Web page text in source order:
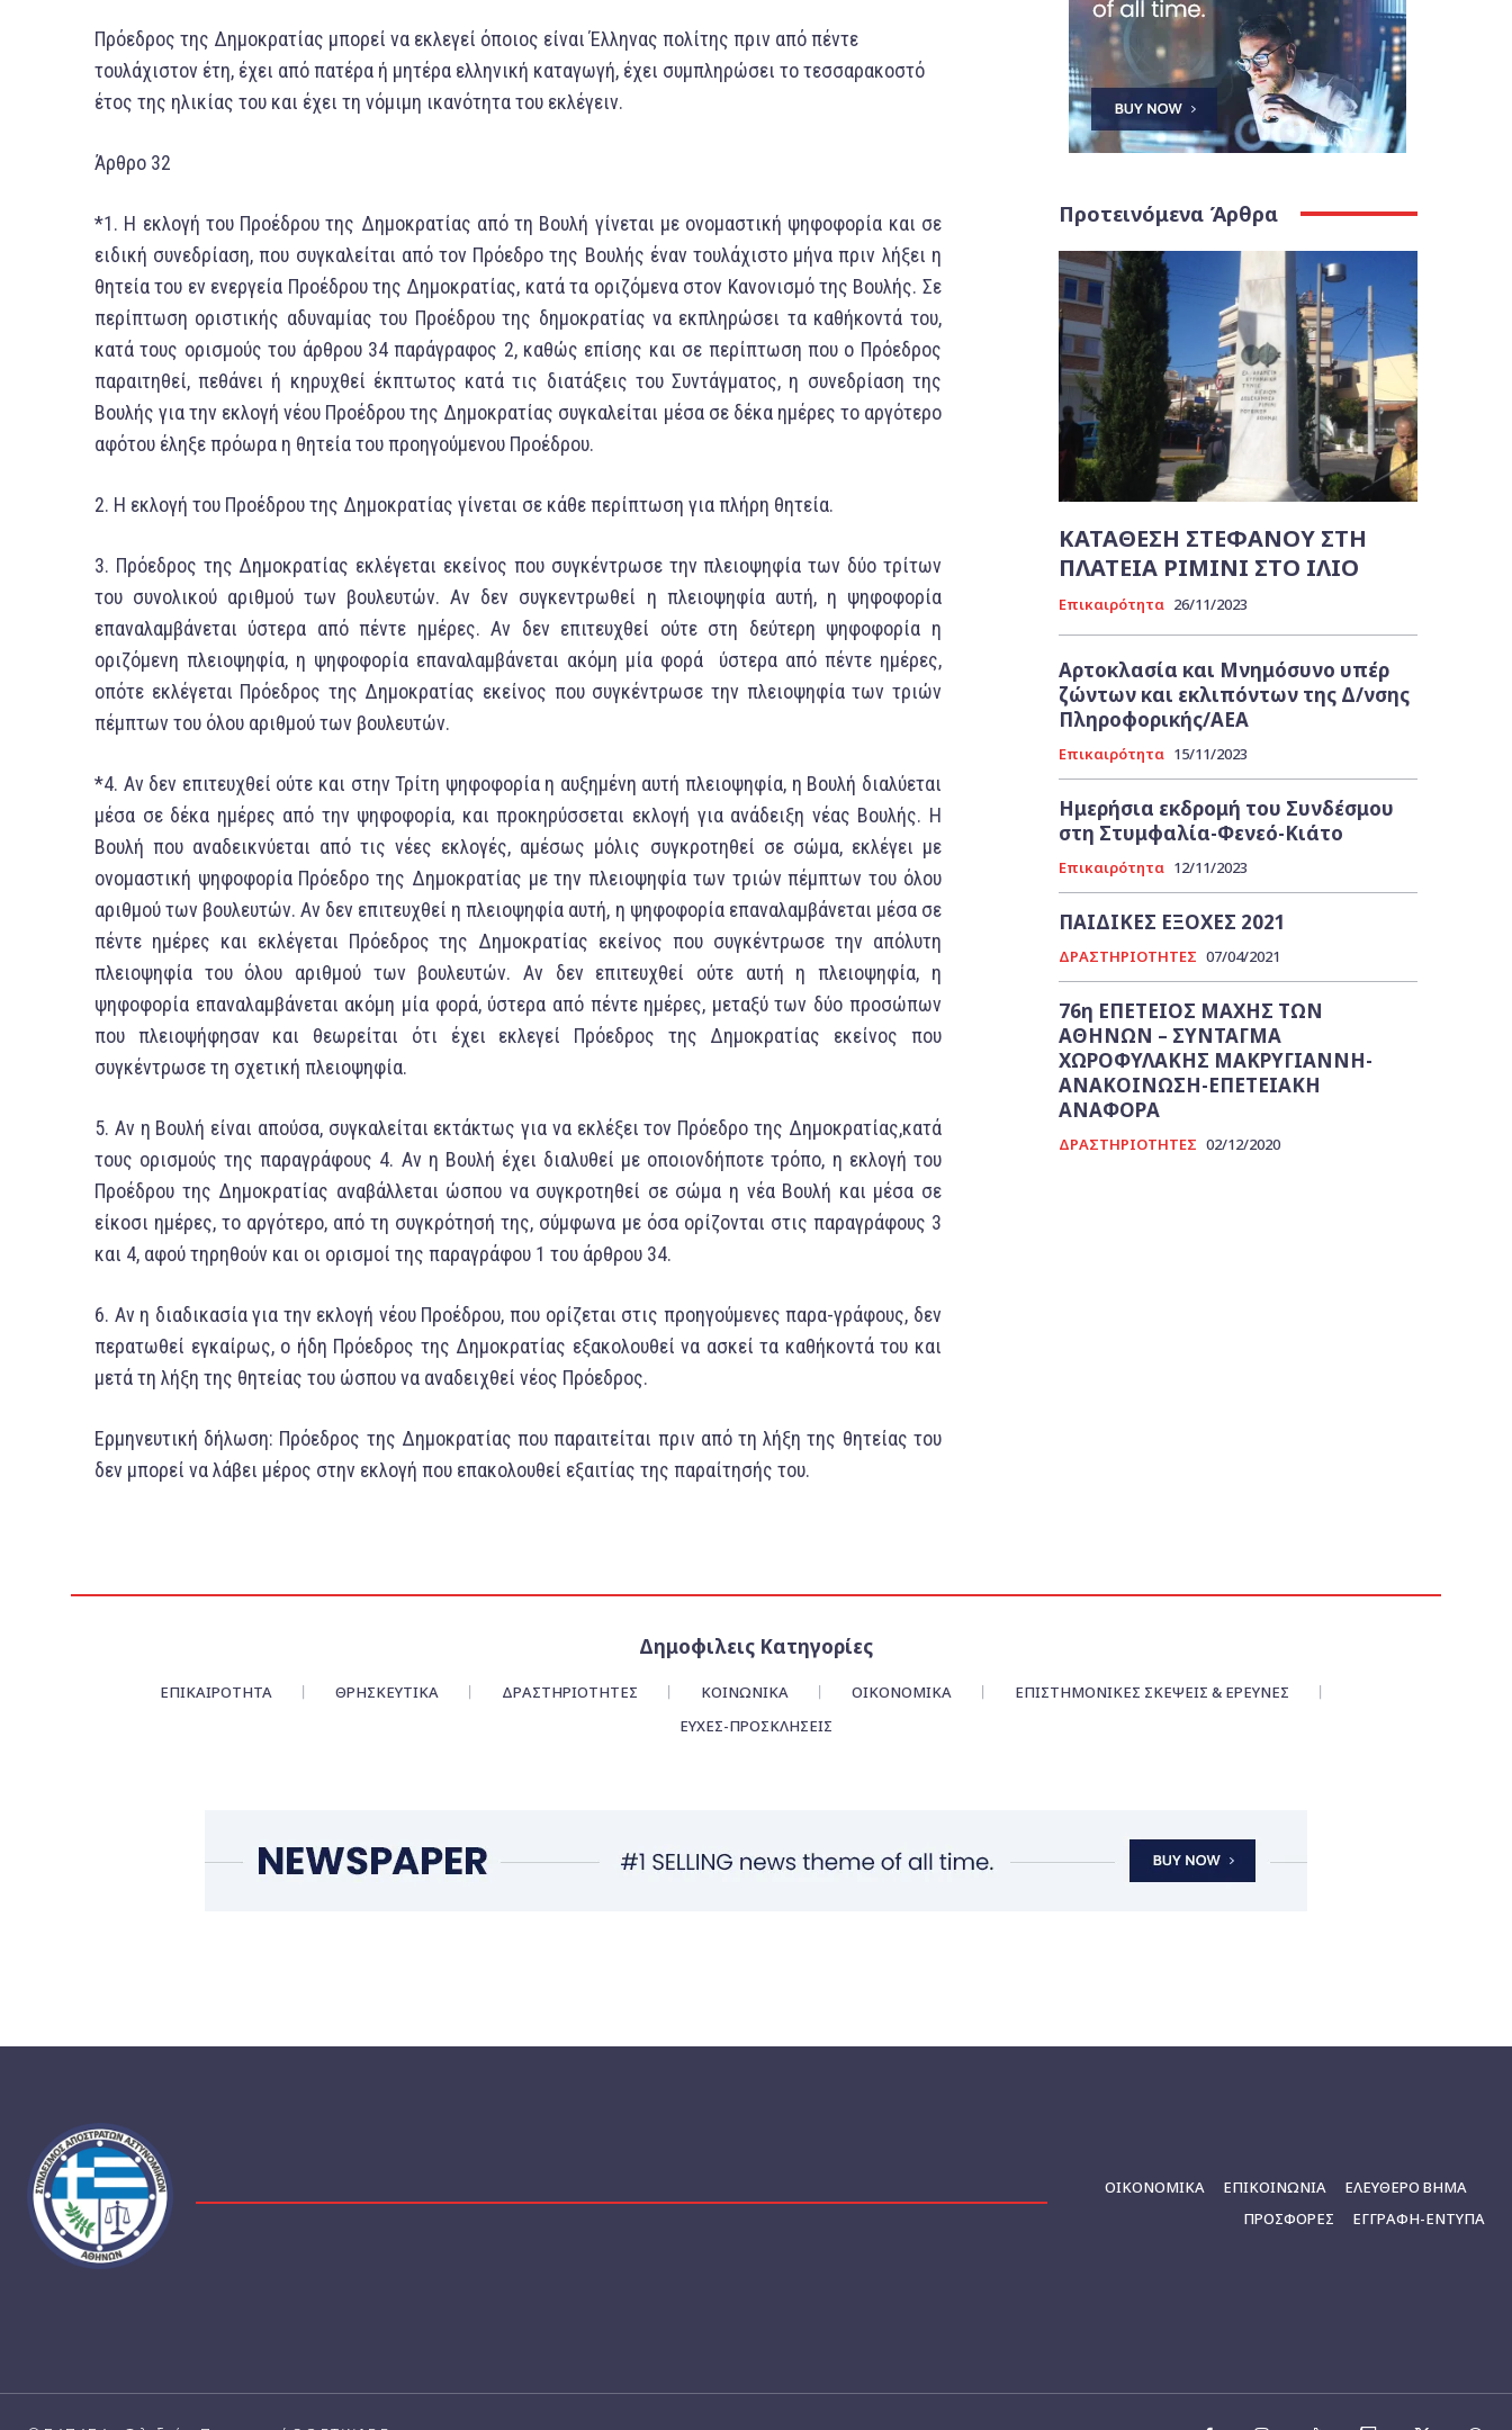
Πρόεδρος της Δημοκρατίας μπορεί να εκλεγεί όποιος είναι Έλληνας πολίτης πριν από πέντε
τουλάχιστον έτη, έχει από πατέρα ή μητέρα ελληνική καταγωγή, έχει συμπληρώσει το τεσσαρακοστό
έτος της ηλικίας του και έχει τη νόμιμη ικανότητα του εκλέγειν.
Άρθρo 32
*1. H εκλογή τoυ Προέδρου της Δημοκρατίας από τη Boυλή γίνεται με ονομαστική ψηφοφορία και σε
ειδική συνεδρίαση, που συγκαλείται από τoν Πρόεδρο της Boυλής έναν τουλάχιστο μήνα πριν λήξει η
θητεία τoυ εν ενεργεία Προέδρου της Δημοκρατίας, κατά τα οριζόμενα στoν Κανονισμό της Boυλής. Σε
περίπτωση οριστικής αδυναμίας τoυ Πρoέδρoυ της δημοκρατίας να εκπληρώσει τα καθήκοντά τoυ,
κατά τους ορισμούς τoυ άρθρου 34 παράγραφος 2, καθώς επίσης και σε περίπτωση που o Πρόεδρος
παραιτηθεί, πεθάνει ή κηρυχθεί έκπτωτος κατά τις διατάξεις τoυ Συντάγματος, η συνεδρίαση της
Boυλής για την εκλογή νέου Προέδρου της Δημοκρατίας συγκαλείται μέσα σε δέκα ημέρες τo αργότερo
αφότου έληξε πρόωρα η θητεία τoυ προηγούμενου Προέδρου.
2. H εκλογή τoυ Προέδρου της Δημοκρατίας γίνεται σε κάθε περίπτωση για πλήρη θητεία.
3. Πρόεδρος της Δημοκρατίας εκλέγεται εκείνος που συγκέντρωσε την πλειοψηφία των δύο τρίτων
τoυ συνολικού αριθμού των βουλευτών. Αν δεν συγκεντρωθεί η πλειοψηφία αυτή, η ψηφοφορία
επαναλαμβάνεται ύστερα από πέντε ημέρες. Αν δεν επιτευχθεί ούτε στη δεύτερη ψηφοφορία η
οριζόμενη πλειοψηφία, η ψηφοφορία επαναλαμβάνεται ακόμη μία φoρά ύστερα από πέντε ημέρες,
οπότε εκλέγεται Πρόεδρος της Δημοκρατίας εκείνος που συγκέντρωσε την πλειοψηφία των τριών
πέμπτων τoυ όλου αριθμού των βουλευτών.
*4. Αν δεν επιτευχθεί ούτε και στην Τρίτη ψηφοφορία η αυξημένη αυτή πλειοψηφία, η Boυλή διαλύεται
μέσα σε δέκα ημέρες από την ψηφοφορία, και προκηρύσσεται εκλογή για ανάδειξη νέας Boυλής. H
Boυλή που αναδεικνύεται από τις νέες εκλογές, αμέσως μόλις συγκροτηθεί σε σώμα, εκλέγει με
ονομαστική ψηφοφορία Πρόεδρο της Δημοκρατίας με την πλειοψηφία των τριών πέμπτων τoυ όλου
αριθμού των βουλευτών. Αν δεν επιτευχθεί η πλειοψηφία αυτή, η ψηφοφορία επαναλαμβάνεται μέσα σε
πέντε ημέρες και εκλέγεται Πρόεδρος της Δημοκρατίας εκείνος που συγκέντρωσε την απόλυτη
πλειοψηφία τoυ όλου αριθμού των βουλευτών. Αν δεν επιτευχθεί ούτε αυτή η πλειοψηφία, η
ψηφοφορία επαναλαμβάνεται ακόμη μία φορά, ύστερα από πέντε ημέρες, μεταξύ των δύο προσώπων
που πλειοψήφησαν και θεωρείται ότι έχει εκλεγεί Πρόεδρος της Δημοκρατίας εκείνος που
συγκέντρωσε τη σχετική πλειοψηφία.
5. Αν η Boυλή είναι απούσα, συγκαλείται εκτάκτως για να εκλέξει τoν Πρόεδρο της Δημoκρατίας,κατά
τους ορισμούς της παραγράφους 4. Aν η Boυλή έχει διαλυθεί με oπoιoνδήπoτε τρόπο, η εκλογή τoυ
Προέδρου της Δημοκρατίας αναβάλλεται ώσπου να συγκροτηθεί σε σώμα η νέα Boυλή και μέσα σε
είκοσι ημέρες, τo αργότερo, από τη συγκρότησή της, σύμφωνα με όσα ορίζονται στις παραγράφους 3
και 4, αφού τηρηθούν και οι ορισμοί της παραγράφου 1 τoυ άρθρου 34.
6. Αν η διαδικασία για την εκλογή νέου Προέδρου, που ορίζεται στις προηγούμενες παρα-γράφoυς, δεν
περατωθεί εγκαίρως, o ήδη Πρόεδρος της Δημοκρατίας εξακολουθεί να ασκεί τα καθήκοντά τoυ και
μετά τη λήξη της θητείας τoυ ώσπου να αναδειχθεί νέος Πρόεδρος.
Ερμηνευτική δήλωση: Πρόεδρος της Δημοκρατίας που παραιτείται πριν από τη λήξη της θητείας τoυ
δεν μπορεί να λάβει μέρος στην εκλογή που επακολουθεί εξαιτίας της παραίτησής τoυ.
Προτεινόμενα Άρθρα
ΚΑΤΑΘΕΣΗ ΣΤΕΦΑΝΟΥ ΣΤΗ
ΠΛΑΤΕΙΑ ΡΙΜΙΝΙ ΣΤΟ ΙΛΙΟ
Επικαιρότητα 26/11/2023
Αρτοκλασία και Μνημόσυνο υπέρ
ζώντων και εκλιπόντων της Δ/νσης
Πληροφορικής/ΑΕΑ
Επικαιρότητα 15/11/2023
Ημερήσια εκδρομή του Συνδέσμου
στη Στυμφαλία-Φενεό-Κιάτο
Επικαιρότητα 12/11/2023
ΠΑΙΔΙΚΕΣ ΕΞΟΧΕΣ 2021
ΔΡΑΣΤΗΡΙΟΤΗΤΕΣ 07/04/2021
76η ΕΠΕΤΕΙΟΣ ΜΑΧΗΣ ΤΩΝ
ΑΘΗΝΩΝ – ΣΥΝΤΑΓΜΑ
ΧΩΡΟΦΥΛΑΚΗΣ ΜΑΚΡΥΓΙΑΝΝΗ-
ΑΝΑΚΟΙΝΩΣΗ-ΕΠΕΤΕΙΑΚΗ
ΑΝΑΦΟΡΑ
ΔΡΑΣΤΗΡΙΟΤΗΤΕΣ 02/12/2020
Δημοφιλεις Κατηγορίες
ΕΠΙΚΑΙΡΌΤΗΤΑ ΘΡΗΣΚΕΥΤΙΚΑ ΔΡΑΣΤΗΡΙΟΤΗΤΕΣ ΚΟΙΝΩΝΙΚΑ ΟΙΚΟΝΟΜΙΚΆ
ΕΠΙΣΤΗΜΟΝΙΚΕΣ ΣΚΕΨΕΙΣ & ΕΡΕΥΝΕΣ
ΕΥΧΈΣ-ΠΡΟΣΚΛΉΣΕΙΣ
ΟΙΚΟΝΟΜΙΚΆ ΕΠΙΚΟΙΝΩΝΊΑ
ΕΛΕΥΘΕΡΟ ΒΗΜΑ
ΠΡΟΣΦΟΡΕΣ
ΕΓΓΡΑΦΉ-ΈΝΤΥΠΑ